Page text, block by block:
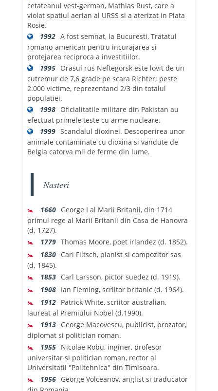
cetateanul vest-german, Mathias Rust, care a
violat spatiul aerian al URSS si a aterizat in Piata
Rosie.
1992 A fost semnat, la Bucuresti, Tratatul
romano-american pentru incurajarea si
protejarea reciproca a investitiilor.
1995 Orasul rus Neftegorsk este lovit de un
cutremur de 7,6 grade pe scara Richter; peste
2.000 victime, reprezentand 2/3 din totalul
populatiei.
1998 Oficialitatile militare din Pakistan au
efectuat primele teste cu arme nucleare.
1999 Scandalul dioxinei. Descoperirea unor
animale contaminate cu dioxina si vandute de
Belgia catorva mii de ferme din lume.
Nasteri
🚼 1660 George I al Marii Britanii, din 1714
primul rege al Marii Britanii din Casa de Hanovra
(d. 1727).
🚼 1779 Thomas Moore, poet irlandez (d. 1852).
🚼 1830 Carl Filtsch, pianist si compozitor sas
(d. 1845).
🚼 1853 Carl Larsson, pictor suedez (d. 1919).
🚼 1908 Ian Fleming, scriitor britanic (d. 1964).
🚼 1912 Patrick White, scriitor australian,
laureat al Premiului Nobel (d.1990).
🚼 1913 George Macovescu, publicist, prozator,
diplomat si politician roman.
🚼 1955 Nicolae Robu, inginer, profesor
universitar si politician roman, rector al
Universitatii "Politehnica" din Timisoara.
🚼 1956 George Volceanov, anglist si traducator